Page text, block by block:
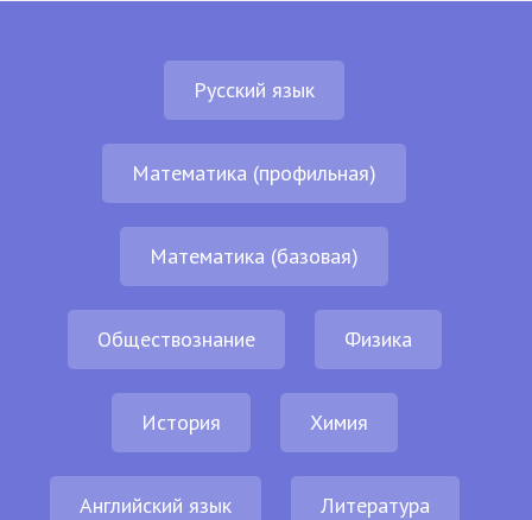
Русский язык
Математика (профильная)
Математика (базовая)
Обществознание Физика
История Химия
Английский язык Литература